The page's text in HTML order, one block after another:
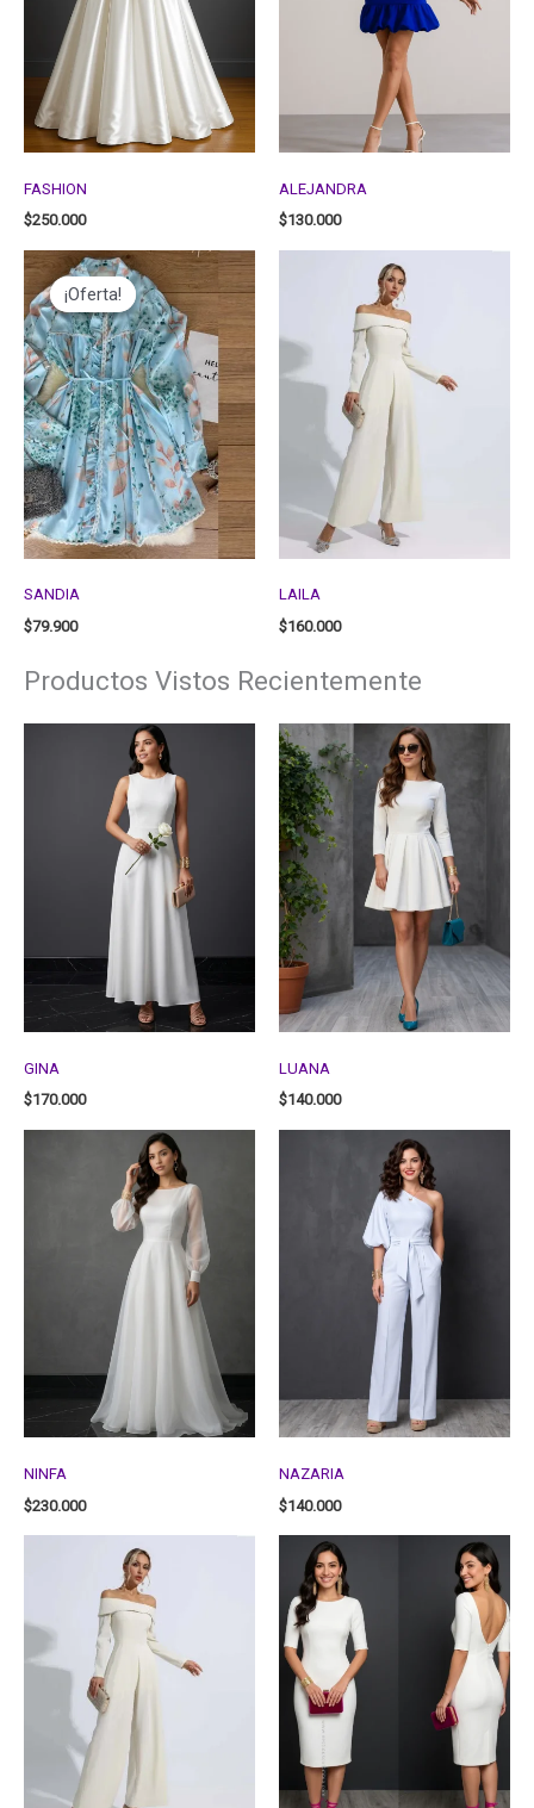
FASHION
$250.000
ALEJANDRA
$130.000
¡Oferta!
¡Oferta!
SANDIA
$79.900
LAILA
$160.000
Productos Vistos Recientemente
GINA
$170.000
LUANA
$140.000
NINFA
$230.000
NAZARIA
$140.000